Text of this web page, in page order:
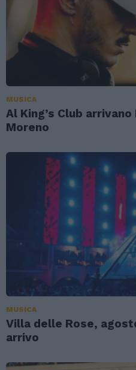
MUSICA
Al King’s Club
Moreno
MUSICA
Villa delle Rose,
arrivo